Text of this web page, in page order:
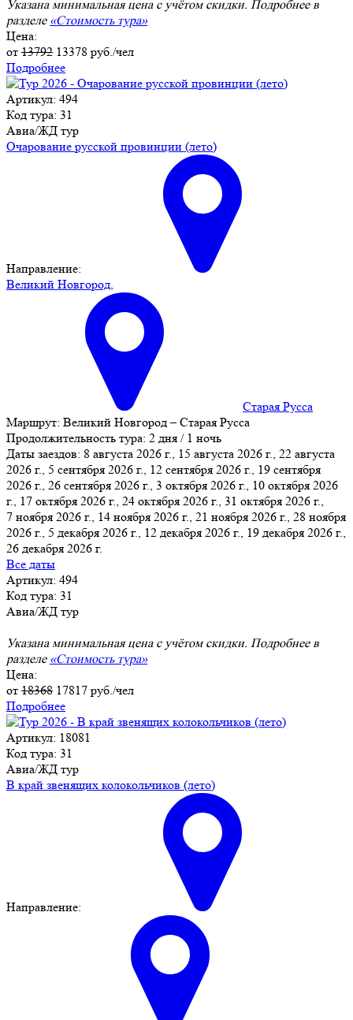
Указана минимальная цена с учётом скидки. Подробнее в
разделе «Стоимость тура»
Цена:
от 13792 13378 руб./чел
Подробнее
Артикул: 494
Код тура: 31
Авиа/ЖД тур
Очарование русской провинции (лето)
Направление:
Великий Новгород,
Старая Русса
Маршрут: Великий Новгород – Старая Русса
Продолжительность тура: 2 дня / 1 ночь
Даты заездов: 8 августа 2026 г., 15 августа 2026 г., 22 августа
2026 г., 5 сентября 2026 г., 12 сентября 2026 г., 19 сентября
2026 г., 26 сентября 2026 г., 3 октября 2026 г., 10 октября 2026
г., 17 октября 2026 г., 24 октября 2026 г., 31 октября 2026 г.,
7 ноября 2026 г., 14 ноября 2026 г., 21 ноября 2026 г., 28 ноября
2026 г., 5 декабря 2026 г., 12 декабря 2026 г., 19 декабря 2026 г.,
26 декабря 2026 г.
Все даты
Артикул: 494
Код тура: 31
Авиа/ЖД тур
Указана минимальная цена с учётом скидки. Подробнее в
разделе «Стоимость тура»
Цена:
от 18368 17817 руб./чел
Подробнее
Артикул: 18081
Код тура: 31
Авиа/ЖД тур
В край звенящих колокольчиков (лето)
Направление: